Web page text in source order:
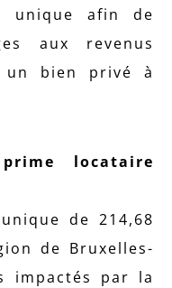
unique afin de
aux revenus
un bien privé à
locataire
de 214,68
de Bruxelles-
impactés par la